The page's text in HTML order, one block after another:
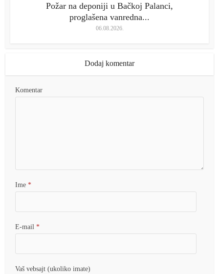
Požar na deponiji u Bačkoj Palanci,
proglašena vanredna...
06.08.2026.
Dodaj komentar
Komentar
Ime*
E-mail*
Vaš vebsajt (ukoliko imate)